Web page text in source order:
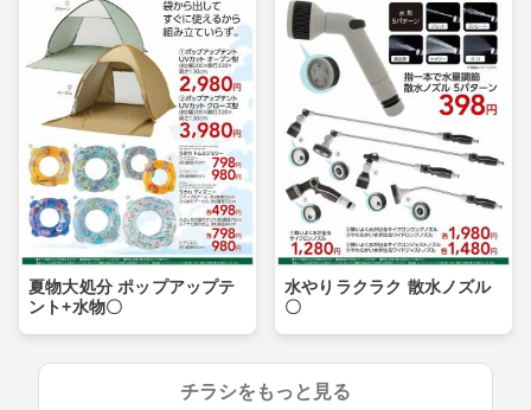
夏物大処分 ポップアップテ
ント+水物〇
水やりラクラク 散水ノズル
〇
チラシをもっと見る